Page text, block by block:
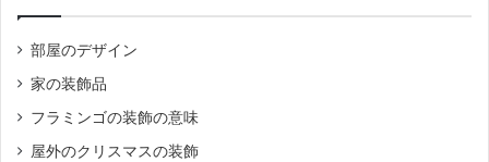
部屋のデザイン
家の装飾品
フラミンゴの装飾の意味
屋外のクリスマスの装飾